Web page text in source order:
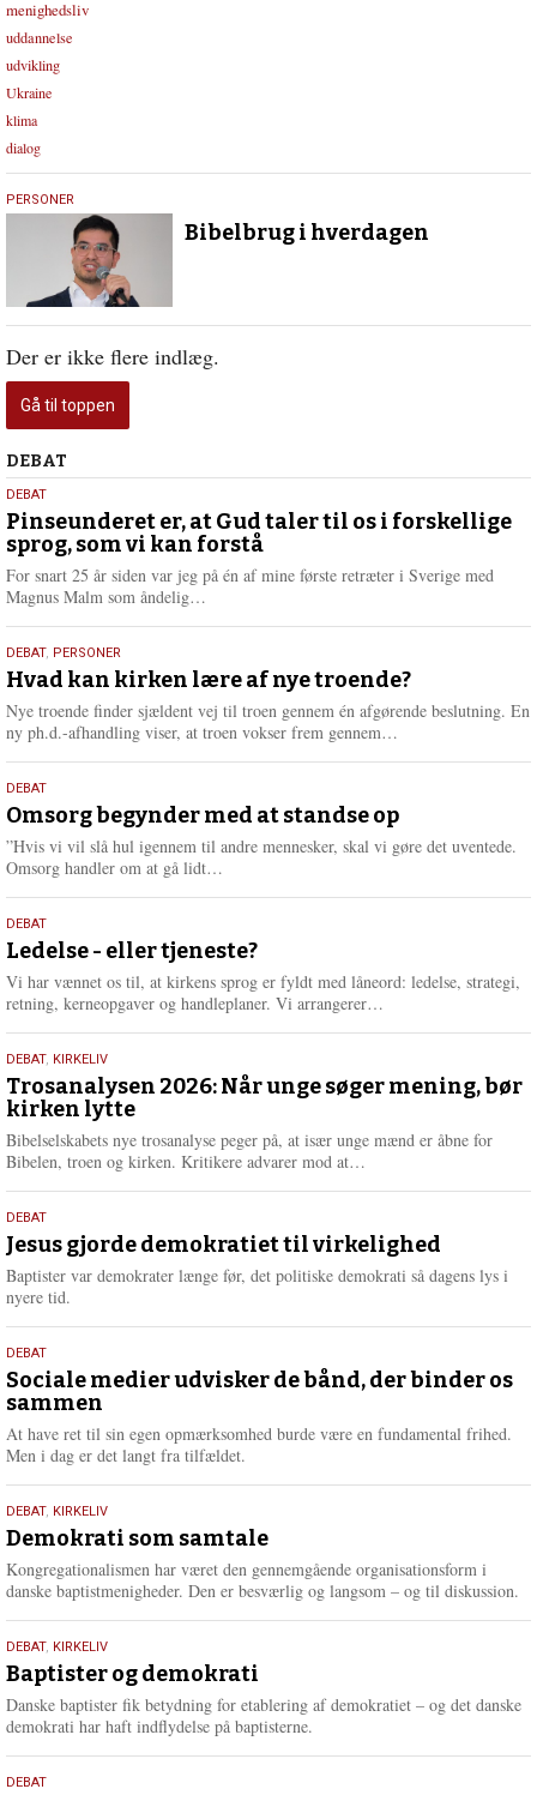
menighedsliv
uddannelse
udvikling
Ukraine
klima
dialog
20.
PERSONER
Bibelbrug i hverdagen
Der er ikke flere indlæg.
Gå til toppen
Debat
DEBAT
5.
august
2026
DEBAT
Pinseunderet er, at Gud taler til os i forskellige
sprog, som vi kan forstå
For snart 25 år siden var jeg på én af mine første retræter i Sverige med
Magnus Malm som åndelig…
e
r
e
25.
juli
2026
DEBAT, PERSONER
Hvad kan kirken lære af nye troende?
Nye troende finder sjældent vej til troen gennem én afgørende beslutning. En
ny ph.d.-afhandling viser, at troen vokser frem gennem…
e
r
e
9.
juli
2026
DEBAT
Omsorg begynder med at standse op
”Hvis vi vil slå hul igennem til andre mennesker, skal vi gøre det uventede.
Omsorg handler om at gå lidt…
e
r
e
10.
juni
2026
DEBAT
Ledelse - eller tjeneste?
Vi har vænnet os til, at kirkens sprog er fyldt med låneord: ledelse, strategi,
retning, kerneopgaver og handleplaner. Vi arrangerer…
e
2.
juni
2026
DEBAT, KIRKELIV
Trosanalysen 2026: Når unge søger mening, bør
kirken lytte
Bibelselskabets nye trosanalyse peger på, at især unge mænd er åbne for
Bibelen, troen og kirken. Kritikere advarer mod at…
e
r
18.
maj
2026
DEBAT
Jesus gjorde demokratiet til virkelighed
Baptister var demokrater længe før, det politiske demokrati så dagens lys i
nyere tid.
18.
maj
2026
DEBAT
Sociale medier udvisker de bånd, der binder os
sammen
At have ret til sin egen opmærksomhed burde være en fundamental frihed.
Men i dag er det langt fra tilfældet.
18.
maj
2026
DEBAT, KIRKELIV
Demokrati som samtale
Kongregationalismen har været den gennemgående organisationsform i
danske baptistmenigheder. Den er besværlig og langsom – og til diskussion.
18.
maj
2026
DEBAT, KIRKELIV
Baptister og demokrati
Danske baptister fik betydning for etablering af demokratiet – og det danske
demokrati har haft indflydelse på baptisterne.
18.
DEBAT